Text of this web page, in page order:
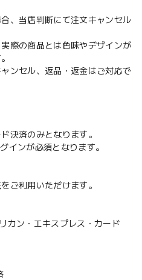
、当店判断にて注文キャンセル
際の商品とは色味やデザインが
ンセル、返品・返金はご対応で
決済のみとなります。
インが必須となります。
ご利用いただけます。
ン・エキスプレス・カード